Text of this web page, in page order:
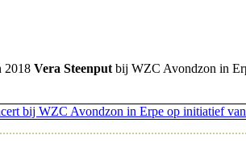
2018 Vera Steenput bij WZC Avondzon in